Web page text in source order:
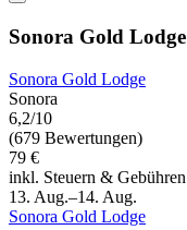
Sonora Gold Lodge
Sonora Gold Lodge
Sonora
6,2/10
(679 Bewertungen)
79 €
inkl. Steuern & Gebühren
13. Aug.–14. Aug.
Sonora Gold Lodge